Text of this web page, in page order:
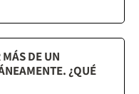
DE UN
¿QUÉ